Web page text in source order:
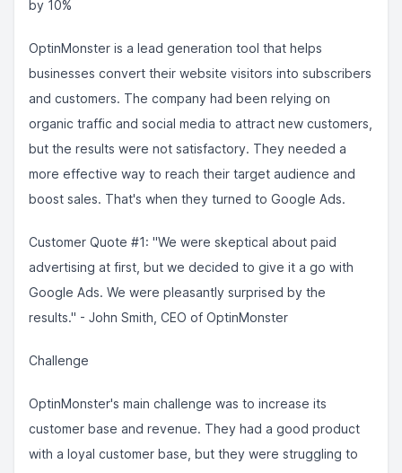
by 10%
OptinMonster is a lead generation tool that helps
businesses convert their website visitors into subscribers
and customers. The company had been relying on
organic traffic and social media to attract new customers,
but the results were not satisfactory. They needed a
more effective way to reach their target audience and
boost sales. That's when they turned to Google Ads.
Customer Quote #1: "We were skeptical about paid
advertising at first, but we decided to give it a go with
Google Ads. We were pleasantly surprised by the
results." - John Smith, CEO of OptinMonster
Challenge
OptinMonster's main challenge was to increase its
customer base and revenue. They had a good product
with a loyal customer base, but they were struggling to